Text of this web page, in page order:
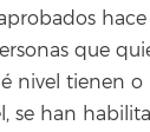
que
nivel tienen o
se han